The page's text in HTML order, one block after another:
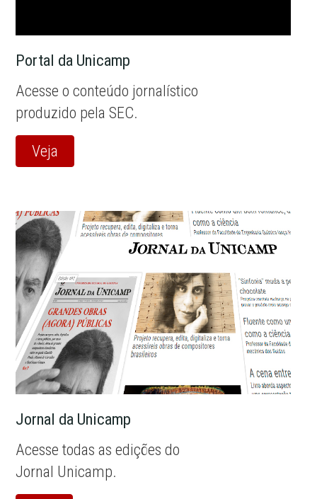
Portal da Unicamp
Acesse o conteúdo jornalístico
produzido pela SEC.
Veja
Jornal da Unicamp
Acesse todas as edições do
Jornal Unicamp.